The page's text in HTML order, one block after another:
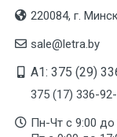
Механическая
Защита от
(ММ)
Да
Огнестойкость
220084, г.
sale@letra.by
A1: 375 (29)
375 (17) 336-
Пн-Чт с 9:00 до